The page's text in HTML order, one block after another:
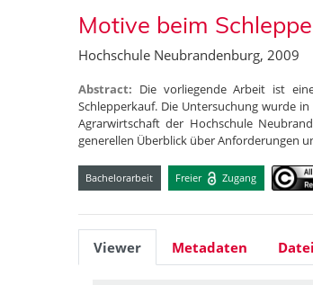
Motive beim
Hochschule Neubrandenburg, 2009
Abstract: Die vorliegende Arbeit ist
Schlepperkauf. Die Untersuchung wurde
Agrarwirtschaft der Hochschule
generellen Überblick über Anforderungen
Bachelorarbeit Freier Zugang
Viewer Metadaten